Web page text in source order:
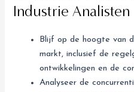
Industrie Analisten
Blijf op de hoogte van
markt, inclusief de
ontwikkelingen en de
Analyseer de